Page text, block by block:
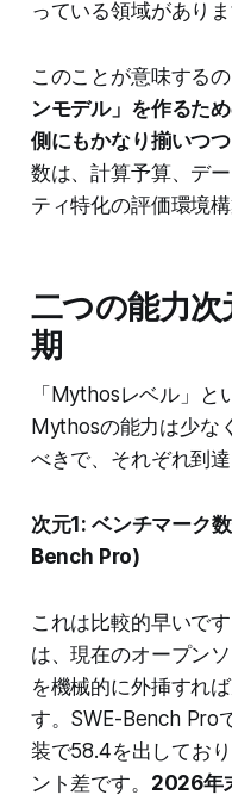
っている領域がありま
このことが意味するの
ンモデル」を作るた
側にもかなり揃いつ
数は、計算予算、デ
ティ特化の評価環境構
二つの能力
期
「Mythosレベル」と
Mythosの能力は少な
べきで、それぞれ到達
次元1: ベンチマーク
Bench Pro)
これは比較的早いで
は、現在のオープン
を機械的に外挿すれ
す。SWE-Bench Pro
装で58.4を出してお
ント差です。 2026年